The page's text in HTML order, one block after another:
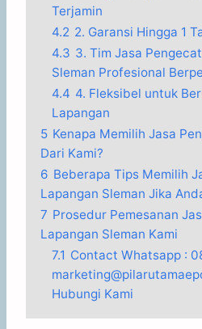
Terjamin
4.2 2. Garansi Hingga 1
4.3 3. Tim Jasa
Sleman Profesional
4.4 4. Fleksibel untuk
Lapangan
5 Kenapa Memilih Jasa
Dari Kami?
6 Beberapa Tips Memilih
Lapangan Sleman Jika
7 Prosedur Pemesanan
Lapangan Sleman Kami
7.1 Contact Whatsapp :
Hubungi Kami